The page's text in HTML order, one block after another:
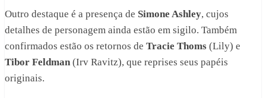
Outro destaque é a presença de Simone Ashley, cujos
detalhes de personagem ainda estão em sigilo. Também
confirmados estão os retornos de Tracie Thoms (Lily) e
Tibor Feldman (Irv Ravitz), que reprises seus papéis
originais.